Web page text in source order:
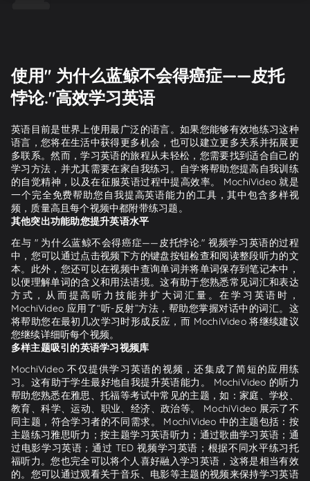
使用" 为什么蓝鲸不会得癌症——皮托
悖论."高效学习英语
英语目前是世界上使用最广泛的语言。如果您能够有效地练习这种
语言，您将在生活中获得更多机会，也可以建立更多关系并拓展更
多联系。然而，学习英语的旅程从未轻松，您需要找到适合自己的
学习方法，并尤其需要在家自我练习。自学将帮助您提高自我训练
的自觉精神，以及在征服英语过程中提高效率。 MochiVideo 就是
一个完全免费帮助您自我提高英语能力的工具，其中包含多样视
频，质量高且每个视频中都附带练习题。
其他突出功能助您提升英语水平
在与 " 为什么蓝鲸不会得癌症——皮托悖论." 视频学习英语的过程
中，您可以通过点击视频下方的键盘按钮检查和阅读整段听力的文
本。此外，您还可以在视频中查询单词并将单词保存到笔记本中，
以便理解单词的含义和用法语境。这有助于您熟悉常见词汇和表达
方式，从而提高听力技能并扩大词汇量。在学习英语时，
MochiVideo 应用了“听-反射”方法，帮助您掌握对话中的词汇。这
将帮助您在最初几次学习时形成反应，而 MochiVideo 将继续建议
您继续详细听每个视频。
多样主题吸引的英语学习视频库
MochiVideo 不仅提供学习英语的视频，还集成了简短的应用练
习。这有助于学生最好地自我提升英语能力。 MochiVideo 的听力
帮助您熟悉在雅思、托福等考试中常见的主题，如：家庭、学校、
教育、科学、运动、职业、经济、政治等。 MochiVideo 展示了不
同主题，符合学习者的不同需求。 MochiVideo 中的主题包括：按
主题练习雅思听力；按主题学习英语听力；通过歌曲学习英语；通
过电影学习英语；通过 TED 视频学习英语；根据不同水平练习托
福听力。您也完全可以将个人喜好融入学习英语，这将是相当有效
的。您可以通过观看关于音乐、电影等主题的视频来保持学习英语